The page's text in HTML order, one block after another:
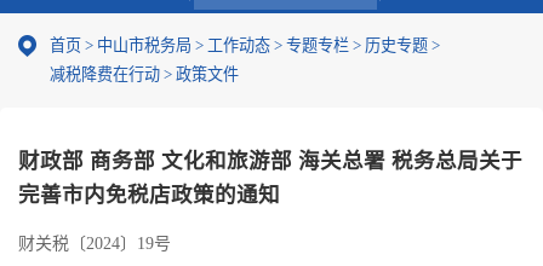
首页 > 中山市税务局 > 工作动态 > 专题专栏 > 历史专题 >
减税降费在行动 > 政策文件
财政部 商务部 文化和旅游部 海关总署 税务总局关于
完善市内免税店政策的通知
财关税〔2024〕19号